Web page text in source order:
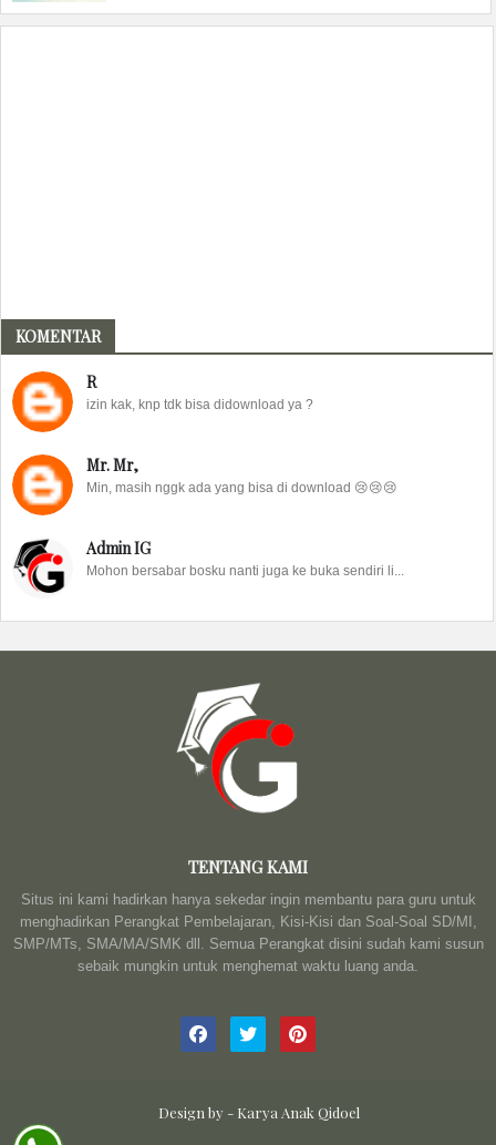
KOMENTAR
R
izin kak, knp tdk bisa didownload ya ?
Mr. Mr,
Min, masih nggk ada yang bisa di download 😢😢😢
Admin IG
Mohon bersabar bosku nanti juga ke buka sendiri li...
TENTANG KAMI
Situs ini kami hadirkan hanya sekedar ingin membantu para guru untuk
menghadirkan Perangkat Pembelajaran, Kisi-Kisi dan Soal-Soal SD/MI,
SMP/MTs, SMA/MA/SMK dll. Semua Perangkat disini sudah kami susun
sebaik mungkin untuk menghemat waktu luang anda.
Design by - Karya Anak Qidoel